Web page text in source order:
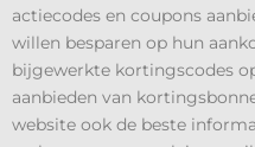
actiecodes en coupons
willen besparen op hun
bijgewerkte kortingscodes
aanbieden van
website ook de beste